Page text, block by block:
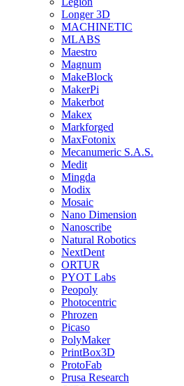
Longer 3D
MACHINETIC
MLABS
Maestro
Magnum
MakeBlock
MakerPi
Makerbot
Makex
Markforged
MaxFotonix
Mecanumeric S.A.S.
Medit
Mingda
Modix
Mosaic
Nano Dimension
Nanoscribe
Natural Robotics
NextDent
ORTUR
PYOT Labs
Peopoly
Photocentric
Phrozen
Picaso
PolyMaker
PrintBox3D
ProtoFab
Prusa Research